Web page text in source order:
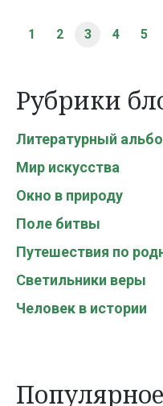
1 2 3 4 5
Рубрики
Литературный
Мир искусства
Окно в природу
Поле битвы
Путешествия по
Светильники веры
Человек в истории